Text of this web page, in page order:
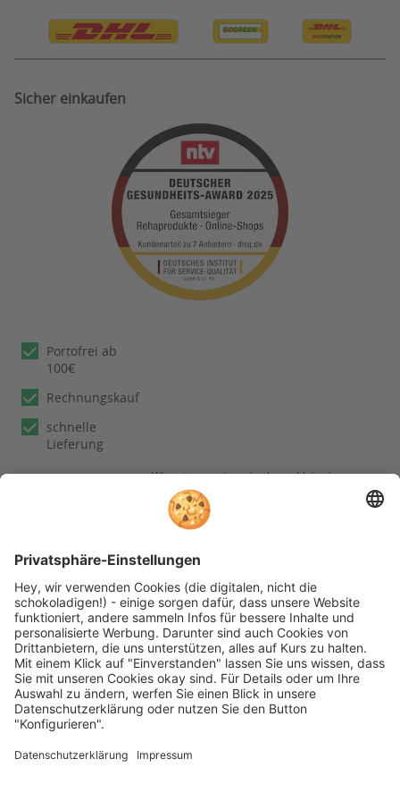
Bestellung Widerruf
Sicher einkaufen
Portofrei ab
100€
Rechnungskauf
schnelle
Lieferung
Wir nutzen reviews.io als unabhängigen
Dienstleister für die Einholung von
Bewertungen. Erfahren Sie mehr unter
unserenInformationen zu
Kundenbewertungen
Folgen Sie rehashop auch auf folgenden Kanälen
* Alle Preise inkl. gesetzl. Mehrwertsteuer zzgl.
Versandkosten wenn nicht anders beschrieben